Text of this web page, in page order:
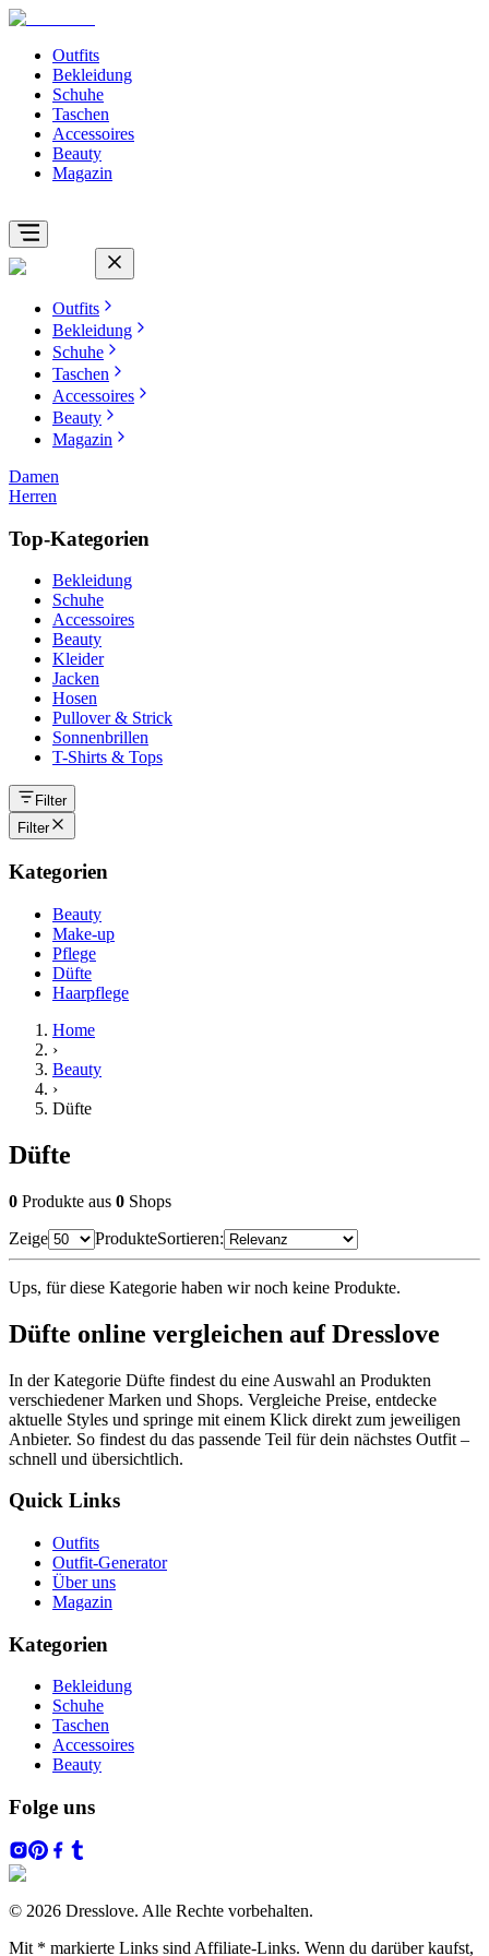
Outfits
Bekleidung
Schuhe
Taschen
Accessoires
Beauty
Magazin
Outfits
Bekleidung
Schuhe
Taschen
Accessoires
Beauty
Magazin
Damen
Herren
Top-Kategorien
Bekleidung
Schuhe
Accessoires
Beauty
Kleider
Jacken
Hosen
Pullover & Strick
Sonnenbrillen
T-Shirts & Tops
Filter
Filter
Kategorien
Beauty
Make-up
Pflege
Düfte
Haarpflege
Home
›
Beauty
›
Düfte
Düfte
0 Produkte aus 0 Shops
Zeige
ProdukteSortieren:
Ups, für diese Kategorie haben wir noch keine Produkte.
Düfte online vergleichen auf Dresslove
In der Kategorie Düfte findest du eine Auswahl an Produkten
verschiedener Marken und Shops. Vergleiche Preise, entdecke
aktuelle Styles und springe mit einem Klick direkt zum jeweiligen
Anbieter. So findest du das passende Teil für dein nächstes Outfit –
schnell und übersichtlich.
Quick Links
Outfits
Outfit-Generator
Über uns
Magazin
Kategorien
Bekleidung
Schuhe
Taschen
Accessoires
Beauty
Folge uns
© 2026 Dresslove. Alle Rechte vorbehalten.
Mit * markierte Links sind Affiliate-Links. Wenn du darüber kaufst,